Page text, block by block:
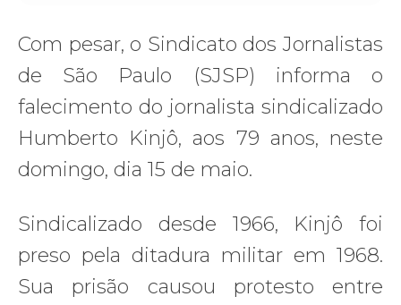
Com pesar, o Sindicato dos Jornalistas
de São Paulo (SJSP) informa o
falecimento do jornalista sindicalizado
Humberto Kinjô, aos 79 anos, neste
domingo, dia 15 de maio.
Sindicalizado desde 1966, Kinjô foi
preso pela ditadura militar em 1968.
Sua prisão causou protesto entre